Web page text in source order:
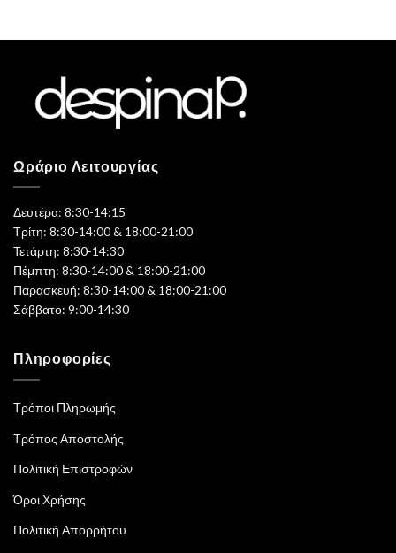
Ωράριο Λειτουργίας
Δευτέρα: 8:30-14:15
Τρίτη: 8:30-14:00 & 18:00-21:00
Τετάρτη: 8:30-14:30
Πέμπτη: 8:30-14:00 & 18:00-21:00
Παρασκευή: 8:30-14:00 & 18:00-21:00
Σάββατο: 9:00-14:30
Πληροφορίες
Τρόποι Πληρωμής
Τρόπος Αποστολής
Πολιτική Επιστροφών
Όροι Χρήσης
Πολιτική Απορρήτου